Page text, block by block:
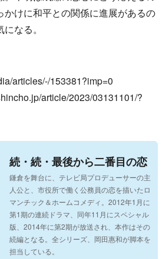
かけに和平との関係に進展があるの
なる。
articles/-/153381?imp=0
article/2023/03131101/?
続・続・最後から二番目の恋
鎌倉を舞台に、テレビ局プロデューサーの主
人公と、市役所で働く公務員の恋を描いたロ
マンチック＆ホームコメディ。2012年1月に
第1期の連続ドラマ、同年11月にスペシャル
版、2014年に第2期が放送され、本作はその
続編となる。全シリーズ、岡田惠和が脚本を
担当している。